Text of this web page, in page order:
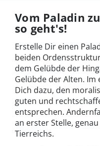
Vom Paladin
so geht's!
Erstelle Dir einen
beiden
dem Gelübde der
Gelübde der Alten.
Dich dazu, den
guten und
entsprechen.
an erster Stelle,
Tierreichs.